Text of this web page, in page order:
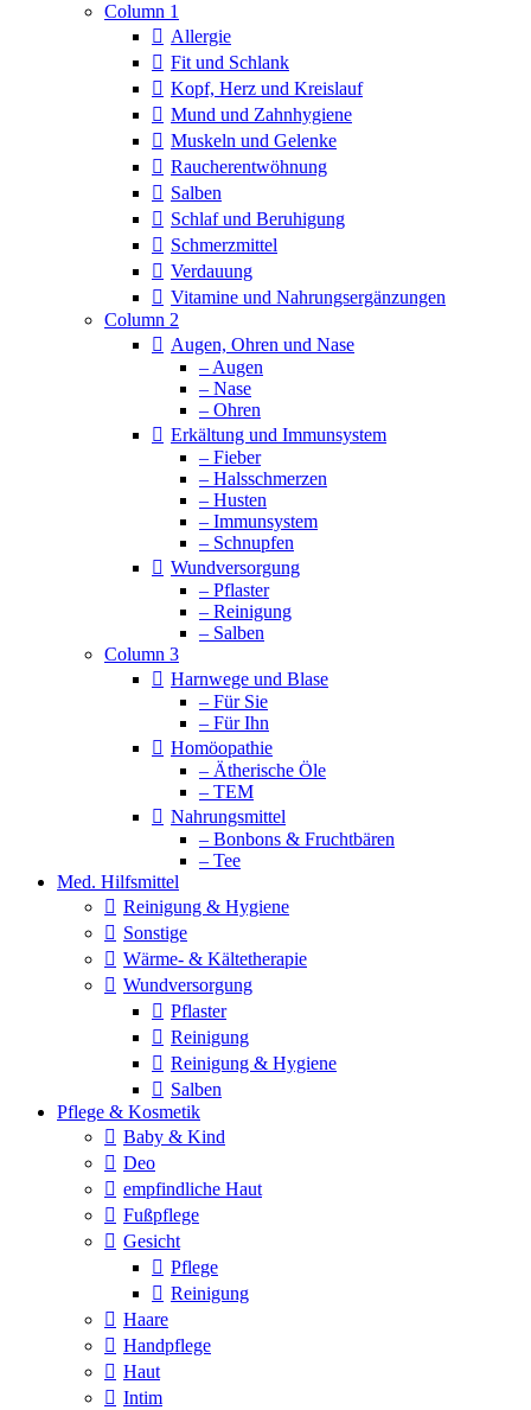
Column 1
Allergie
Fit und Schlank
Kopf, Herz und Kreislauf
Mund und Zahnhygiene
Muskeln und Gelenke
Raucherentwöhnung
Salben
Schlaf und Beruhigung
Schmerzmittel
Verdauung
Vitamine und Nahrungsergänzungen
Column 2
Augen, Ohren und Nase
– Augen
– Nase
– Ohren
Erkältung und Immunsystem
– Fieber
– Halsschmerzen
– Husten
– Immunsystem
– Schnupfen
Wundversorgung
– Pflaster
– Reinigung
– Salben
Column 3
Harnwege und Blase
– Für Sie
– Für Ihn
Homöopathie
– Ätherische Öle
– TEM
Nahrungsmittel
– Bonbons & Fruchtbären
– Tee
Med. Hilfsmittel
Reinigung & Hygiene
Sonstige
Wärme- & Kältetherapie
Wundversorgung
Pflaster
Reinigung
Reinigung & Hygiene
Salben
Pflege & Kosmetik
Baby & Kind
Deo
empfindliche Haut
Fußpflege
Gesicht
Pflege
Reinigung
Haare
Handpflege
Haut
Intim